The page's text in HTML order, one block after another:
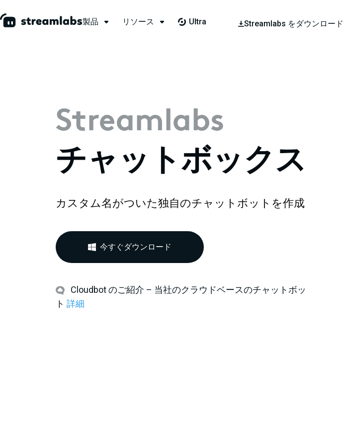
製品 リソース Ultra Streamlabs をダウンロード
Streamlabs
チャットボックス
カスタム名がついた独自のチャットボットを作成
今すぐダウンロード
Cloudbot のご紹介 – 当社のクラウドベースのチャットボッ
ト 詳細